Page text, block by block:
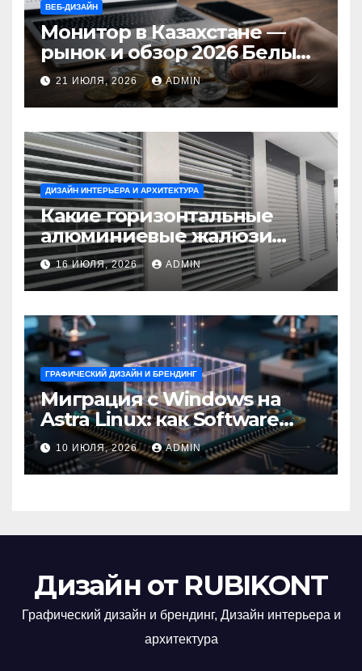
ВЕБ-ДИЗАЙН
Монитор в Казахстане —
рынок и обзор 2026 Белый
Ветер Shop.kz
21 ИЮЛЯ, 2026 ADMIN
ДИЗАЙН ИНТЕРЬЕРА И АРХИТЕКТУРА
Какие горизонтальные
алюминиевые жалюзи
выбрать для окон?
16 ИЮЛЯ, 2026 ADMIN
ГРАФИЧЕСКИЙ ДИЗАЙН И БРЕНДИНГ
Миграция с Windows на
Astra Linux: как Software
Group успешно перешла на
отечественную ОС
10 ИЮЛЯ, 2026 ADMIN
Дизайн от RUBIKONT
Графический дизайн и брендинг, Дизайн интерьера и
архитектура